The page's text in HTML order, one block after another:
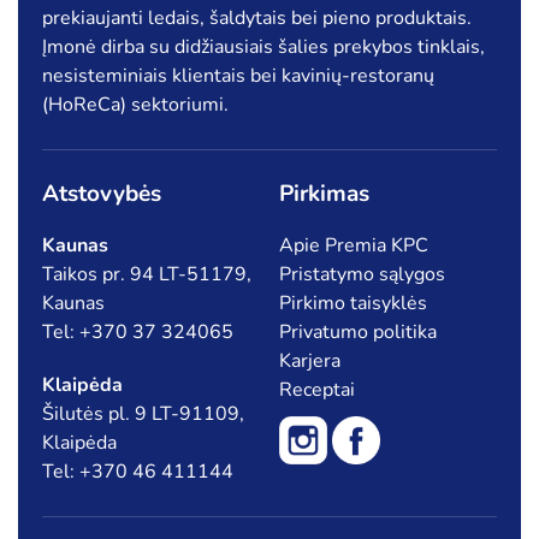
prekiaujanti ledais, šaldytais bei pieno produktais.
Įmonė dirba su didžiausiais šalies prekybos tinklais,
nesisteminiais klientais bei kavinių-restoranų
(HoReCa) sektoriumi.
Atstovybės
Kaunas
Taikos pr. 94 LT-51179,
Kaunas
Tel: +370 37 324065
Klaipėda
Šilutės pl. 9 LT-91109,
Klaipėda
Tel: +370 46 411144
Pirkimas
Apie Premia KPC
Pristatymo sąlygos
Pirkimo taisyklės
Privatumo politika
Karjera
Receptai